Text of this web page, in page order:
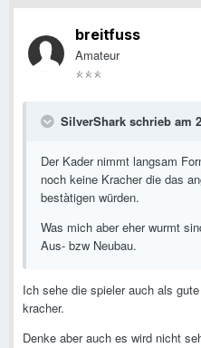
breitfuss
Amateur
SilverShark schrieb am
Der Kader nimmt langsam
noch keine Kracher die das
bestàtigen würden.
Was mich aber eher wurmt
Aus- bzw Neubau.
Ich sehe die spieler auch als
kracher.
Denke aber auch es wird nicht